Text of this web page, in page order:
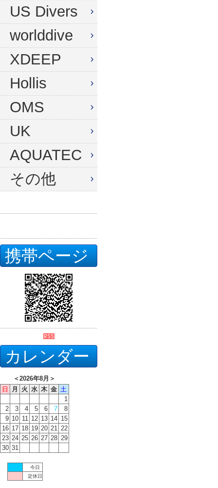
US Divers
worlddive
XDEEP
Hollis
OMS
UK
AQUATEC
その他
携帯ページ
カレンダー
＜2026年8月 ＞
日
月 火 水 木 金 土
1
2
3 4 5 6 7
8
9 10 11 12 13 14 15
16 17 18 19 20 21 22
23 24 25 26 27 28 29
30 31
今日
定休日